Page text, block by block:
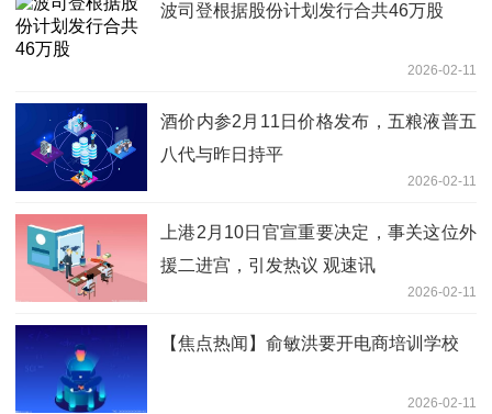
波司登根据股份计划发行合共46万股
2026-02-11
酒价内参2月11日价格发布，五粮液普五
八代与昨日持平
2026-02-11
上港2月10日官宣重要决定，事关这位外
援二进宫，引发热议 观速讯
2026-02-11
【焦点热闻】俞敏洪要开电商培训学校
2026-02-11